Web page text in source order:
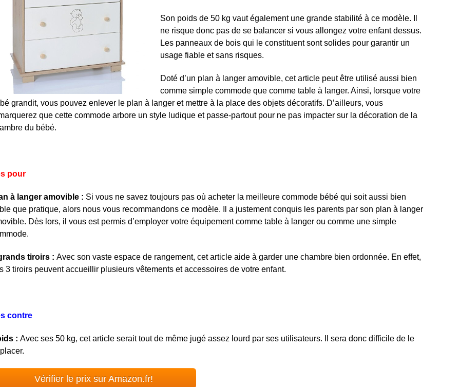
Son poids de 50 kg vaut également une grande stabilité à ce modèle. Il
ne risque donc pas de se balancer si vous allongez votre enfant dessus.
Les panneaux de bois qui le constituent sont solides pour garantir un
usage fiable et sans risques.
Doté d’un plan à langer amovible, cet article peut être utilisé aussi bien
comme simple commode que comme table à langer. Ainsi, lorsque votre
grandit, vous pouvez enlever le plan à langer et mettre à la place des objets décoratifs. D’ailleurs, vous
que cette commode arbore un style ludique et passe-partout pour ne pas impacter sur la décoration de la
du bébé.
pour
à langer amovible : Si vous ne savez toujours pas où acheter la meilleure commode bébé qui soit aussi bien
que pratique, alors nous vous recommandons ce modèle. Il a justement conquis les parents par son plan à langer
Dès lors, il vous est permis d’employer votre équipement comme table à langer ou comme une simple
tiroirs :Avec son vaste espace de rangement, cet article aide à garder une chambre bien ordonnée. En effet,
3 tiroirs peuvent accueillir plusieurs vêtements et accessoires de votre enfant.
contre
:Avec ses 50 kg, cet article serait tout de même jugé assez lourd par ses utilisateurs. Il sera donc difficile de le
Vérifier le prix sur Amazon.fr!